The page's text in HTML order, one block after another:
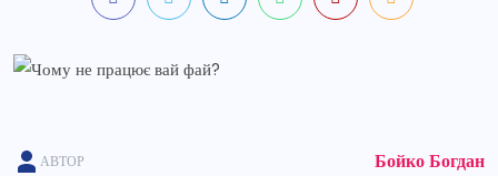
АВТОР Бойко Богдан